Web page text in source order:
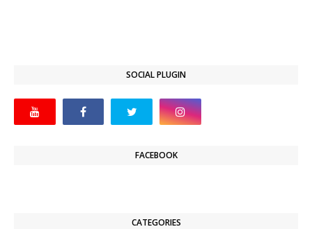
SOCIAL PLUGIN
FACEBOOK
CATEGORIES